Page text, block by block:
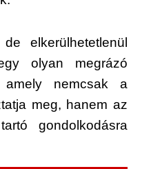
elkerülhetetlenül
olyan megrázó
amely nemcsak a
meg, hanem az
gondolkodásra